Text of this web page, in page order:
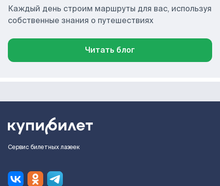
Каждый день строим маршруты для вас, используя
собственные знания о путешествиях
Читать блог
Сервис билетных лазеек